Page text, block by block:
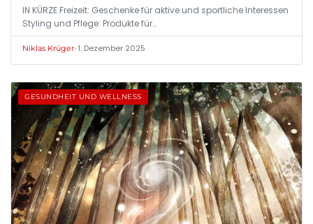
IN KÜRZE Freizeit: Geschenke für aktive und sportliche Interessen
Styling und Pflege: Produkte für…
Niklas Krüger•1. Dezember 2025
GESUNDHEIT UND WELLNESS